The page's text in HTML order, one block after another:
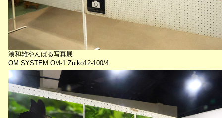
湊和雄やんばる写真展
OM SYSTEM OM-1 Zuiko12-100/4